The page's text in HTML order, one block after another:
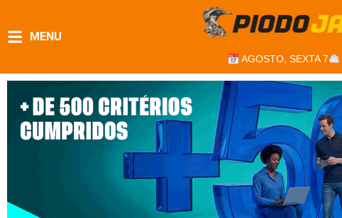
MENU
AGOSTO, SEXTA 7